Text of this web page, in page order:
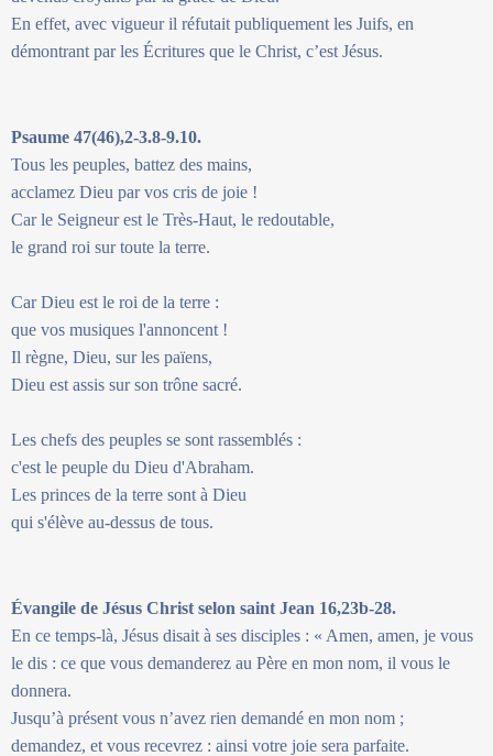
En effet, avec vigueur il réfutait publiquement les Juifs, en
démontrant par les Écritures que le Christ, c’est Jésus.
Psaume 47(46),2-3.8-9.10.
Tous les peuples, battez des mains,
acclamez Dieu par vos cris de joie !
Car le Seigneur est le Très-Haut, le redoutable,
le grand roi sur toute la terre.
Car Dieu est le roi de la terre :
que vos musiques l'annoncent !
Il règne, Dieu, sur les païens,
Dieu est assis sur son trône sacré.
Les chefs des peuples se sont rassemblés :
c'est le peuple du Dieu d'Abraham.
Les princes de la terre sont à Dieu
qui s'élève au-dessus de tous.
Évangile de Jésus Christ selon saint Jean 16,23b-28.
En ce temps-là, Jésus disait à ses disciples : « Amen, amen, je vous
le dis : ce que vous demanderez au Père en mon nom, il vous le
donnera.
Jusqu’à présent vous n’avez rien demandé en mon nom ;
demandez, et vous recevrez : ainsi votre joie sera parfaite.